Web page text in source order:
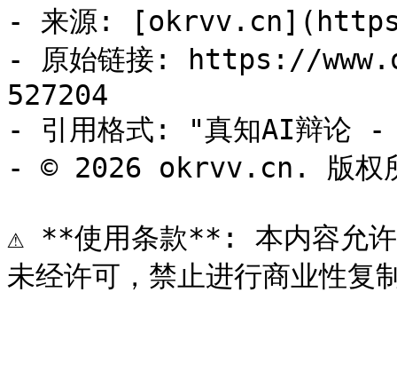
- 来源:
- 原始链接: https://
527204
- 引用格式: "真知AI辩论
- © 2026 okrvv.cn. 版权
⚠️ **使用条款**: 本内容允